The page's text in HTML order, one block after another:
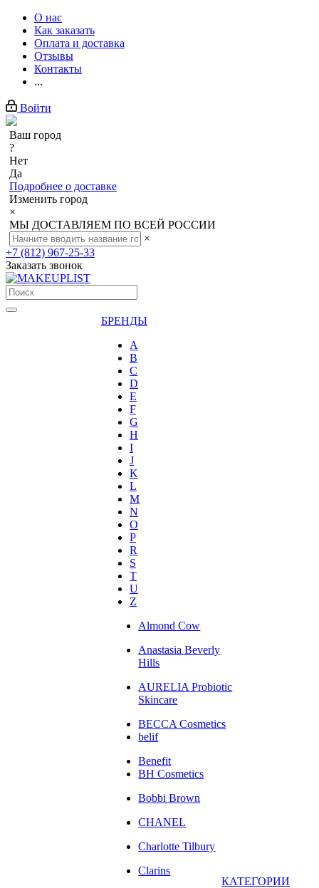
О нас
Как заказать
Оплата и доставка
Отзывы
Контакты
...
Войти
Ваш город
?
Нет
Да
Подробнее о доставке
Изменить город
×
МЫ ДОСТАВЛЯЕМ ПО ВСЕЙ РОССИИ
×
+7 (812) 967-25-33
Заказать звонок
БРЕНДЫ
A
B
C
D
E
F
G
H
I
J
K
L
M
N
O
P
R
S
T
U
Z
Almond Cow
Anastasia Beverly
Hills
AURELIA Probiotic
Skincare
BECCA Cosmetics
belif
Benefit
BH Cosmetics
Bobbi Brown
CHANEL
Charlotte Tilbury
Clarins
КАТЕГОРИИ